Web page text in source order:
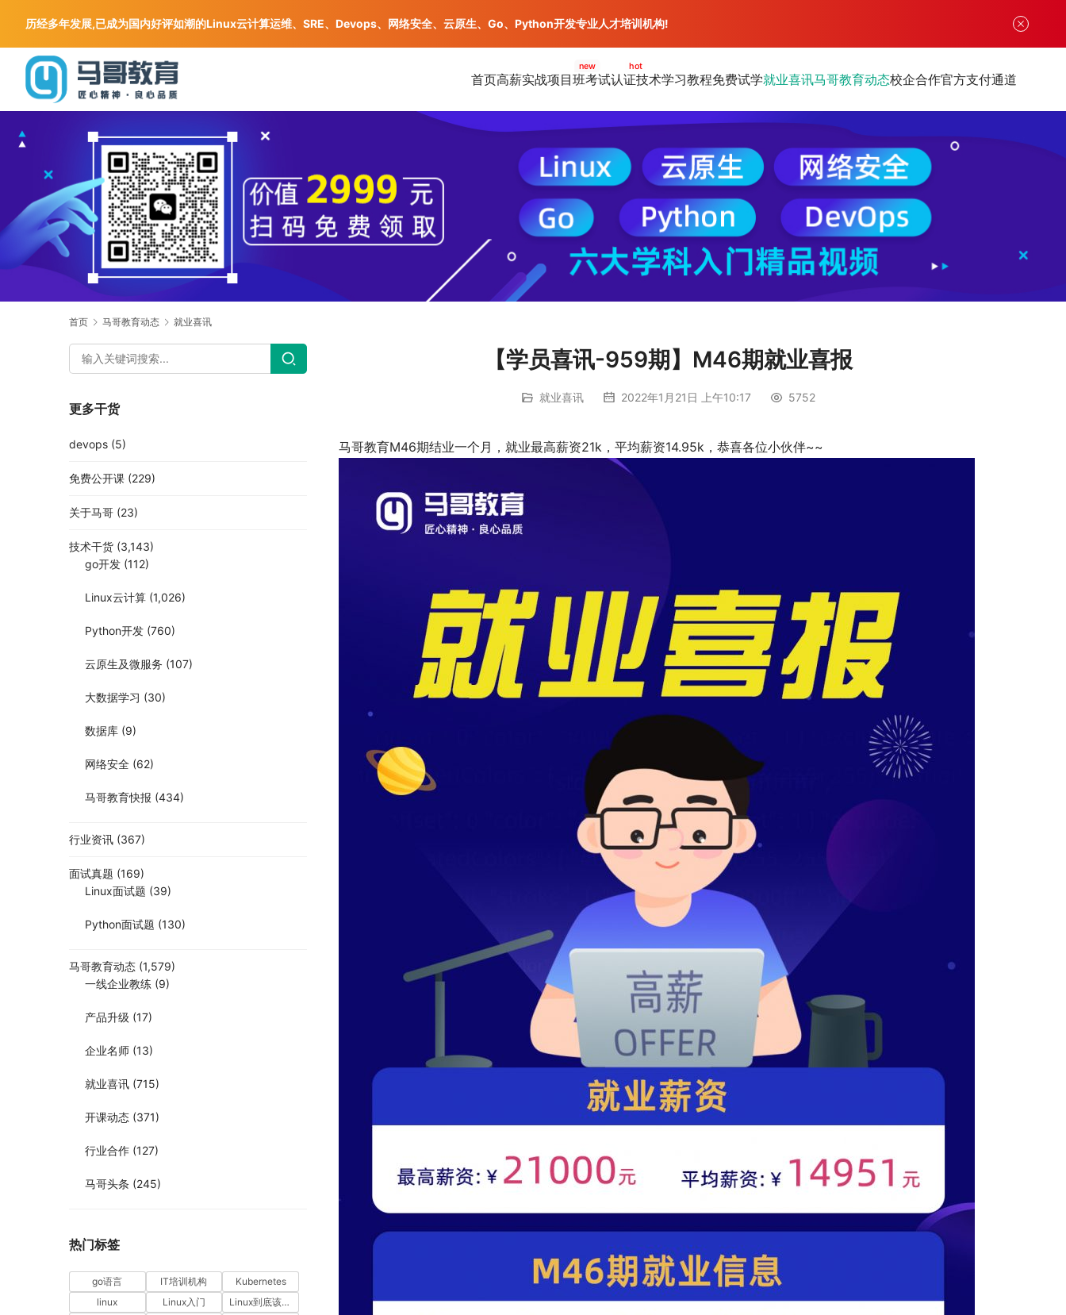
首页高薪实战项目班
new
考试认证
hot
技术学习教程免费试学就业喜讯马哥教育动态校企合作官方支付通道
首页 马哥教育动态 就业喜讯
【学员喜讯-959期】M46期就业喜报
就业喜讯 2022年1月21日 上午10:17 5752
马哥教育M46期结业一个月，就业最高薪资21k，平均薪资14.95k，恭喜各位小伙伴~~
更多干货
devops (5)
免费公开课 (229)
关于马哥 (23)
技术干货 (3,143)
go开发 (112)
Linux云计算 (1,026)
Python开发 (760)
云原生及微服务 (107)
大数据学习 (30)
数据库 (9)
网络安全 (62)
马哥教育快报 (434)
行业资讯 (367)
面试真题 (169)
Linux面试题 (39)
Python面试题 (130)
马哥教育动态 (1,579)
一线企业教练 (9)
产品升级 (17)
企业名师 (13)
就业喜讯 (715)
开课动态 (371)
行业合作 (127)
马哥头条 (245)
热门标签
go语言 IT培训机构
Kubernetes
linux
Linux入门
Linux到底该怎样学？
历经多年发展,已成为国内好评如潮的Linux云计算运维、SRE、Devops、网络安全、云原生、Go、Python开发专业人才培训机构!